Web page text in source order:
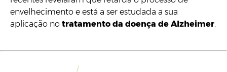
envelhecimento e está a ser estudada a sua
aplicação no tratamento da doença de Alzheimer.